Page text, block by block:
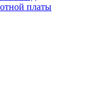
платы